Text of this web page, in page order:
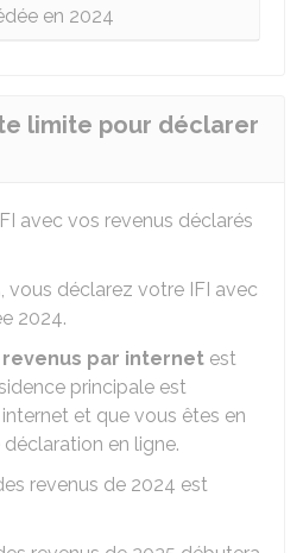
en 2024
limite pour déclarer
avec vos revenus déclarés
vous déclarez votre IFI avec
2024.
par internet est
principale est
et que vous êtes en
en ligne.
revenus de 2024 est